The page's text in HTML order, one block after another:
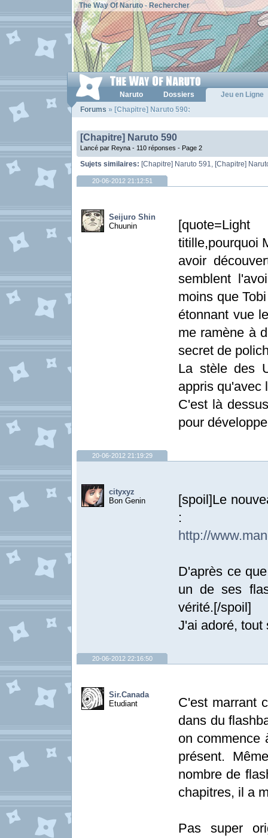
The Way Of Naruto- Rechercher
Naruto Dossiers
Jeu en Ligne
Forums » [Chapitre] Naruto 590:
[Chapitre] Naruto 590
Lancé par Reyna - 110 réponses - Page 2
Sujets similaires: [Chapitre] Naruto 591, [Chapitre]
20-06-2012 21:12:51
Seijuro Shin
Chuunin
titille,pourquoi
avoir
semblent
moins que
étonnant vue
me ramène à
secret de
La stèle des
appris qu'avec
C'est là
pour
20-06-2012 21:19:29
cityxyz
Bon Genin
[spoil]Le
:
http://
D'après ce
un de ses
vérité.[/spoil]
J'ai adoré, tout
20-06-2012 22:16:50
Sir.Canada
Etudiant
C'est marrant
dans du
on commence
présent.
nombre de
chapitres, il a
Pas super